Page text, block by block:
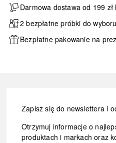
Darmowa dostawa od 199
2 bezpłatne próbki do
Bezpłatne pakowanie na
Zapisz się do newslettera i
Otrzymuj informacje o
produktach i markach oraz